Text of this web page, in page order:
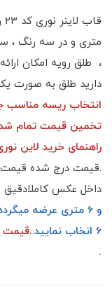
متری و در سه رنگ ،
دارید طلق به صورت
انتخاب ریسه مناسب
تخمین قیمت تمام
راهنمای خرید لاین
.قیمت درج شده قیمت
داخل عکس کاملادقیق
6 انخاب نمایید
.
.قیمت
.